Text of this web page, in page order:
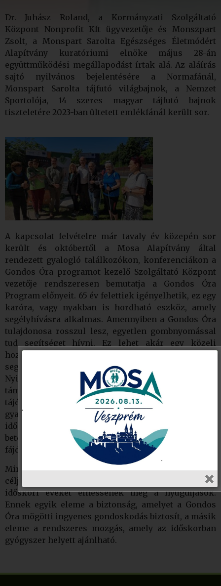
Dr. Juhász Roland, a Kormányzati Szolgáltató
Központ Nonprofit Kft ügyvezetője és Monszpart
Zsolt, a Monspart Sarolta Egészséges Életmódért
Alapítvány kuratóriumi elnöke május 28-án
együttműködési megállapodást írtak alá. Az aláírás
sajtó nyilvános bejelentésére a Normafánál,
Monspart Sarolta tájfutó világbajnok, a Nemzet
Sportolója, 14 szeres magyar tájfutó bajnok
tiszteletére 2023-ban ültetett emlékfánál került sor.
A kapcsolat felvételre már tavaly év közepén sor
került és októbertől a Mosa Alapítvány által
rendezett gyalogló találkozókon, konferenciákon a
Gondos Óra programot kezelő Szolgáltató Központ
vezetője rendszeresen bemutatja a Gondos Óra
Program előnyeit. 65 év felettiek igényelhetik, ez egy
karóra, vagy nyakban is hordható eszköz, amely
segélyhívásra alkalmas. Amennyiben a Gondos Óra
tulajdonosa rosszul lesz, egyetlen gombnyomással
tud segítséget hívni. Ez lehet akár egy közeli
hozzátartozó, akár a diszpécser központ
segítségével egy szakorvos, esetleg a mentő.
Nyitrai Zsolt miniszterelnöki biztos úr
támogatásával az Alapítvány rendszeresen szervez
tájékoztató programokat, amelyen az időseket
gyalogolni invitáljuk. A rendszeres mozgás
időskorban késleltetheti bizonyos időskori
betegségek megjelenését és meghosszabbíthatja a
fájdalom mentes, minőségi időskori éveket.
Mind a Gondos Óra Program, mind az Alapítvány
célja, hogy gondoskodjon az idősekről. Minőségi
időskori éveket élhessenek meg a nyugdíjasok.
Ennek egyik eleme a biztonság, amelyet a Gondos
Óra mögötti ingyenes gondoskodás biztosít, a másik
eleme a rendszeres mozgás, amely az időskorban
gyógyszer helyett ajánlható.